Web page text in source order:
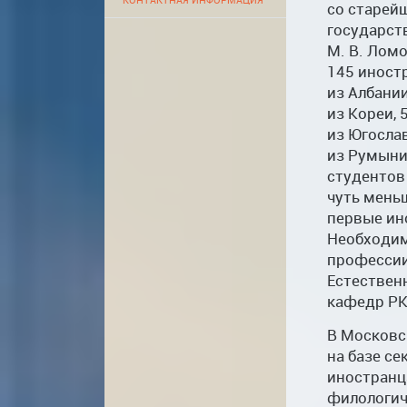
со
М. В.
145
из
из Кореи,
из
из
чуть
первые
кафедр
В
на базе